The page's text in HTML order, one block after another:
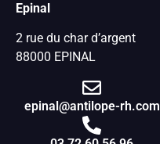
Epinal
2 rue du char d’argent
88000 EPINAL
epinal@antilope-rh.com